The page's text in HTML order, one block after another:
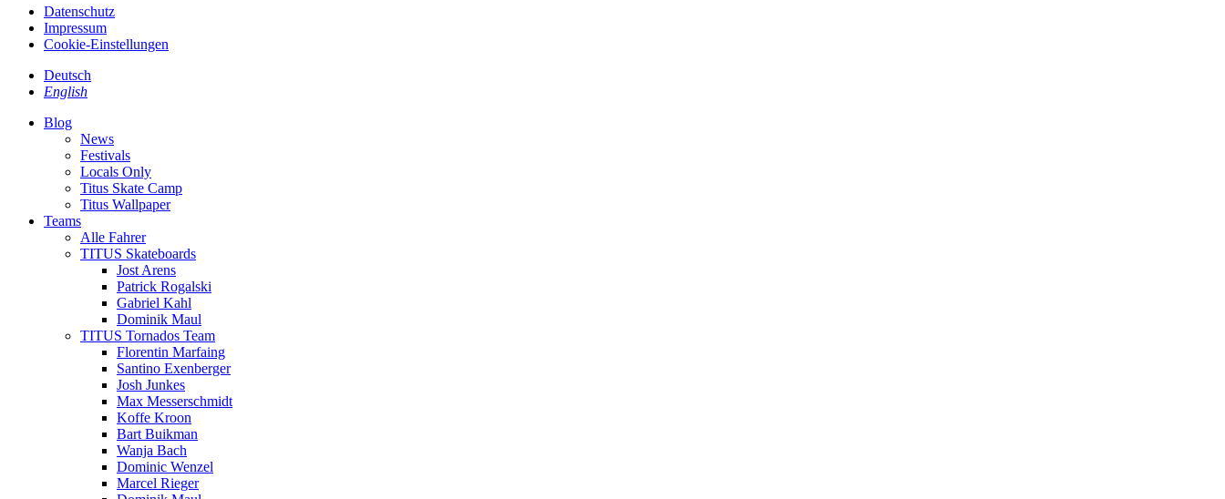
Datenschutz
Impressum
Cookie-Einstellungen
Deutsch
English
Blog
News
Festivals
Locals Only
Titus Skate Camp
Titus Wallpaper
Teams
Alle Fahrer
TITUS Skateboards
Jost Arens
Patrick Rogalski
Gabriel Kahl
Dominik Maul
TITUS Tornados Team
Florentin Marfaing
Santino Exenberger
Josh Junkes
Max Messerschmidt
Koffe Kroon
Bart Buikman
Wanja Bach
Dominic Wenzel
Marcel Rieger